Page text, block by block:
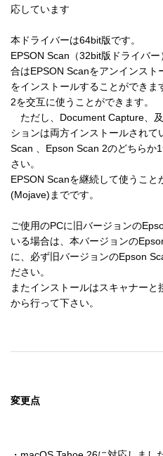
応しています
本ドライバーは64bit版です。
EPSON Scan（32bit版ドライバ
合はEPSON Scanをアンインス
をインストールすることができ
2を交互に使うことができます。
ただし、Document Capture、
ションは両方インストールされて
Scan 、Epson Scan 2のどちらか
さい。
EPSON Scanを継続して使うこ
(Mojave)までです。
ご使用のPCに旧バージョンの
いる場合は、本バージョンの
に、必ず旧バージョンのEpson
ださい。
またインストールはスキャナー
から行って下さい。
変更点